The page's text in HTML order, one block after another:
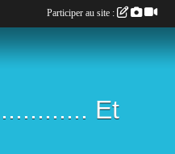
Et
Participer au site :